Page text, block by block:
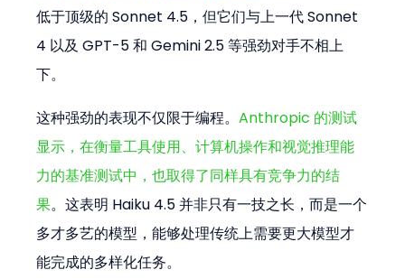
低于顶级的 Sonnet 4.5，但它们与上一代 Sonnet
4 以及 GPT-5 和 Gemini 2.5 等强劲对手不相上
下。
这种强劲的表现不仅限于编程。Anthropic 的测试
显示，在衡量工具使用、计算机操作和视觉推理能
力的基准测试中，也取得了同样具有竞争力的结
果。这表明 Haiku 4.5 并非只有一技之长，而是一个
多才多艺的模型，能够处理传统上需要更大模型才
能完成的多样化任务。